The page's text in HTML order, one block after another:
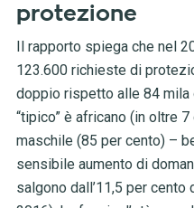
protezione
Il rapporto spiega che nel
123.600 richieste di
doppio rispetto alle 84
“tipico” è africano (in oltre
maschile (85 per cento) –
sensibile aumento di
salgono dall’11,5 per